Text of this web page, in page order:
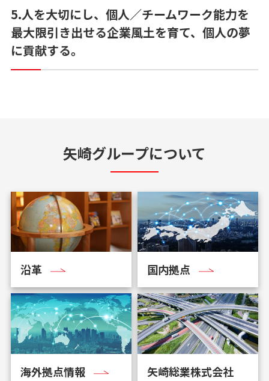
5.人を大切にし、個人／チームワーク能力を
最大限引き出せる企業風土を育て、個人の夢
に貢献する。
矢崎グループについて
沿革 国内拠点
海外拠点情報 矢崎総業株式会社